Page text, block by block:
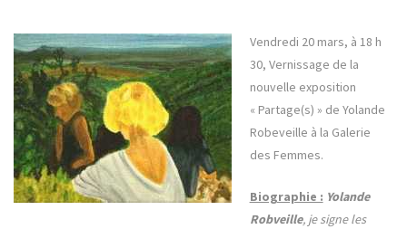
Vendredi 20 mars, à 18 h
30, Vernissage de la
nouvelle exposition
« Partage(s) » de Yolande
Robeveille à la Galerie
des Femmes.
Biographie : Yolande
Robveille, je signe les